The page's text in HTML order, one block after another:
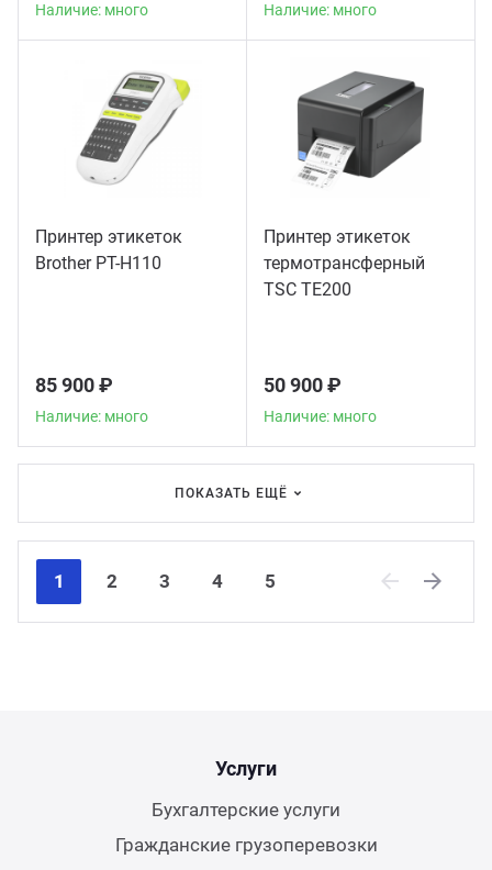
Наличие: много Наличие: много
Принтер этикеток
Brother PT-H110
85 900 ₽
Наличие: много
Принтер этикеток
термотрансферный
TSC TE200
50 900 ₽
Наличие: много
ПОКАЗАТЬ ЕЩЁ
1 2 3 4
5
Услуги
Бухгалтерские услуги
Гражданские грузоперевозки